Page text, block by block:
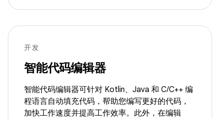
开发
智能代码编辑器
智能代码编辑器可针对 Kotlin、Java 和 C/C++ 编
程语言自动填充代码，帮助您编写更好的代码，
加快工作速度并提高工作效率。此外，在编辑